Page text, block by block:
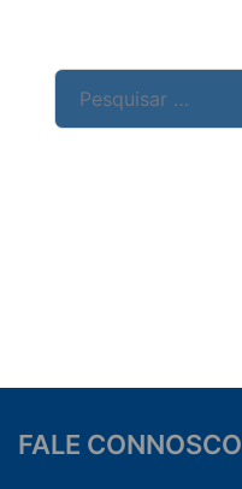
Pesquisar
FALE CONNOSCO